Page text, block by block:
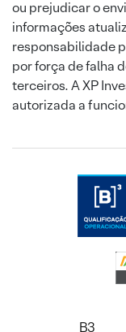
ou prejudicar o
informações
responsabilidade
por força de falha
terceiros. A XP
autorizada a
B3